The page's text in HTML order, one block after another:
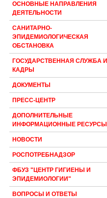
ОСНОВНЫЕ НАПРАВЛЕНИЯ
ДЕЯТЕЛЬНОСТИ
САНИТАРНО-
ЭПИДЕМИОЛОГИЧЕСКАЯ
ОБСТАНОВКА
ГОСУДАРСТВЕННАЯ СЛУЖБА И
КАДРЫ
ДОКУМЕНТЫ
ПРЕСС-ЦЕНТР
ДОПОЛНИТЕЛЬНЫЕ
ИНФОРМАЦИОННЫЕ РЕСУРСЫ
НОВОСТИ
РОСПОТРЕБНАДЗОР
ФБУЗ "ЦЕНТР ГИГИЕНЫ И
ЭПИДЕМИОЛОГИИ"
ВОПРОСЫ И ОТВЕТЫ